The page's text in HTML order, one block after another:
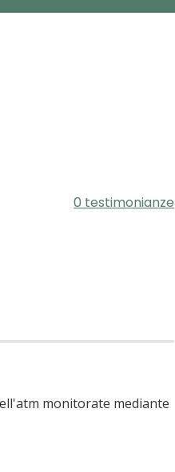
0 testimonianze
monitorate mediante